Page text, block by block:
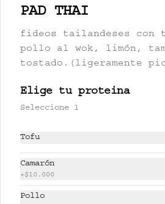
PAD THAI
fideos tailandeses con
pollo al wok, limón,
tostado.(ligeramente
Elige tu proteina
Seleccione 1
Tofu
Camarón
+$10.000
Pollo